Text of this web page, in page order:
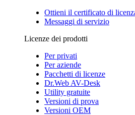
Ottieni il certificato di
Messaggi di servizio
Licenze dei prodotti
Per privati
Per aziende
Pacchetti di licenze
Dr.Web AV-Desk
Utility gratuite
Versioni di prova
Versioni OEM